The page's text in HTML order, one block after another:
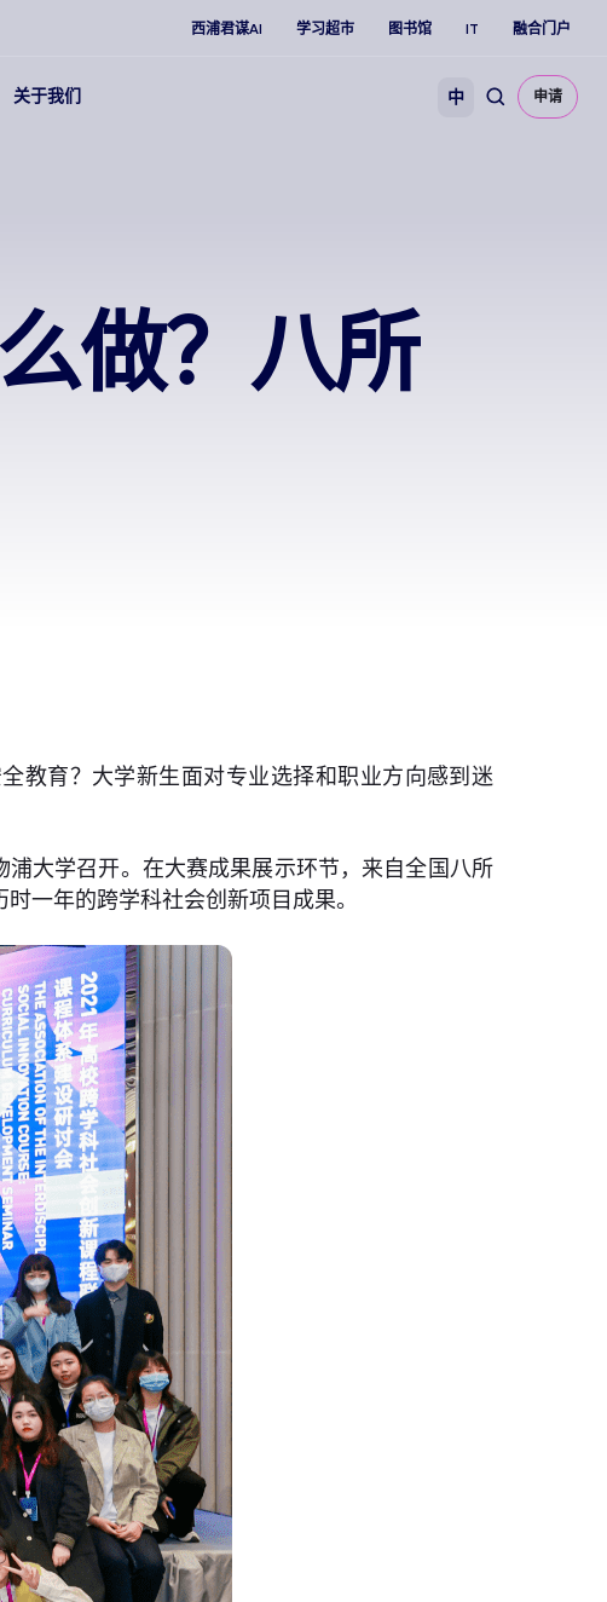
西浦君谋AI 学习超市 图书馆 IT 融合门户
关于我们 中 申请
做？八所
教育？大学新生面对专业选择和职业方向感到迷
大学召开。在大赛成果展示环节，来自全国八所
一年的跨学科社会创新项目成果。